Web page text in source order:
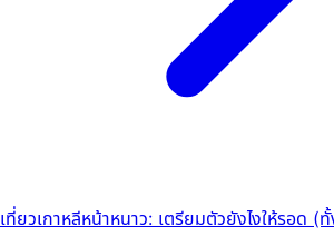
เที่ยวเกาหลีหน้าหนาว: เตรียมตัวยังไงให้รอด (